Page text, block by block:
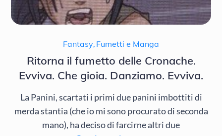
Fantasy, Fumetti e Manga
Ritorna il fumetto delle Cronache.
Evviva. Che gioia. Danziamo. Evviva.
La Panini, scartati i primi due panini imbottiti di
merda stantia (che io mi sono procurato di seconda
mano), ha deciso di farcirne altri due